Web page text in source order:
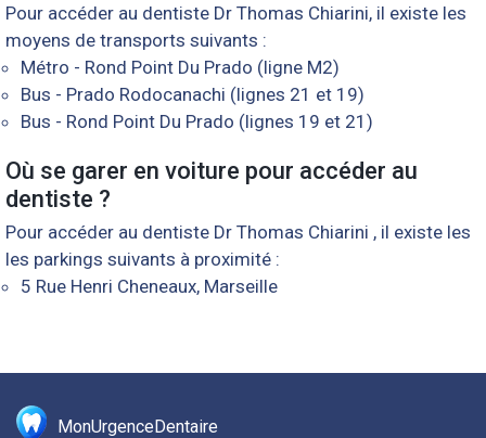
Pour accéder au dentiste Dr Thomas Chiarini, il existe les
moyens de transports suivants :
Métro - Rond Point Du Prado (ligne M2)
Bus - Prado Rodocanachi (lignes 21 et 19)
Bus - Rond Point Du Prado (lignes 19 et 21)
Où se garer en voiture pour accéder au
dentiste ?
Pour accéder au dentiste Dr Thomas Chiarini , il existe les
les parkings suivants à proximité :
5 Rue Henri Cheneaux, Marseille
MonUrgenceDentaire